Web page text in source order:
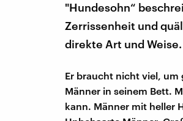
"Hundesohn“
Zerrissenheit und
direkte Art und Weise.
Er braucht nicht viel, um
Männer in seinem Bett.
kann. Männer mit heller